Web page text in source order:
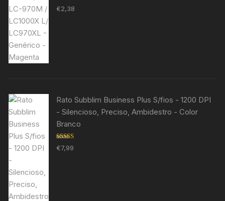
Avaliação
5.00de 5
€2,38
Rato Subblim Business Plus S/fios - 1200 DPI
- Silencioso, Preciso, Ambidestro - Color
Branco
Avaliação
5.00de 5
€7,99